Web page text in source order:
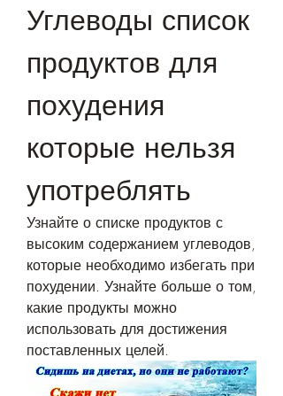
Углеводы список
продуктов для
похудения
которые нельзя
употреблять
Узнайте о списке продуктов с
высоким содержанием углеводов,
которые необходимо избегать при
похудении. Узнайте больше о том,
какие продукты можно
использовать для достижения
поставленных целей.